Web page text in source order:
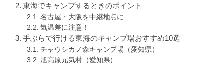
東海でキャンプするときのポイント
名古屋・大阪を中継地点に
気温差に注意！
手ぶらで行ける東海のキャンプ場おすすめ10選
チャウシカノ森キャンプ場（愛知県）
旭高原元気村（愛知県）